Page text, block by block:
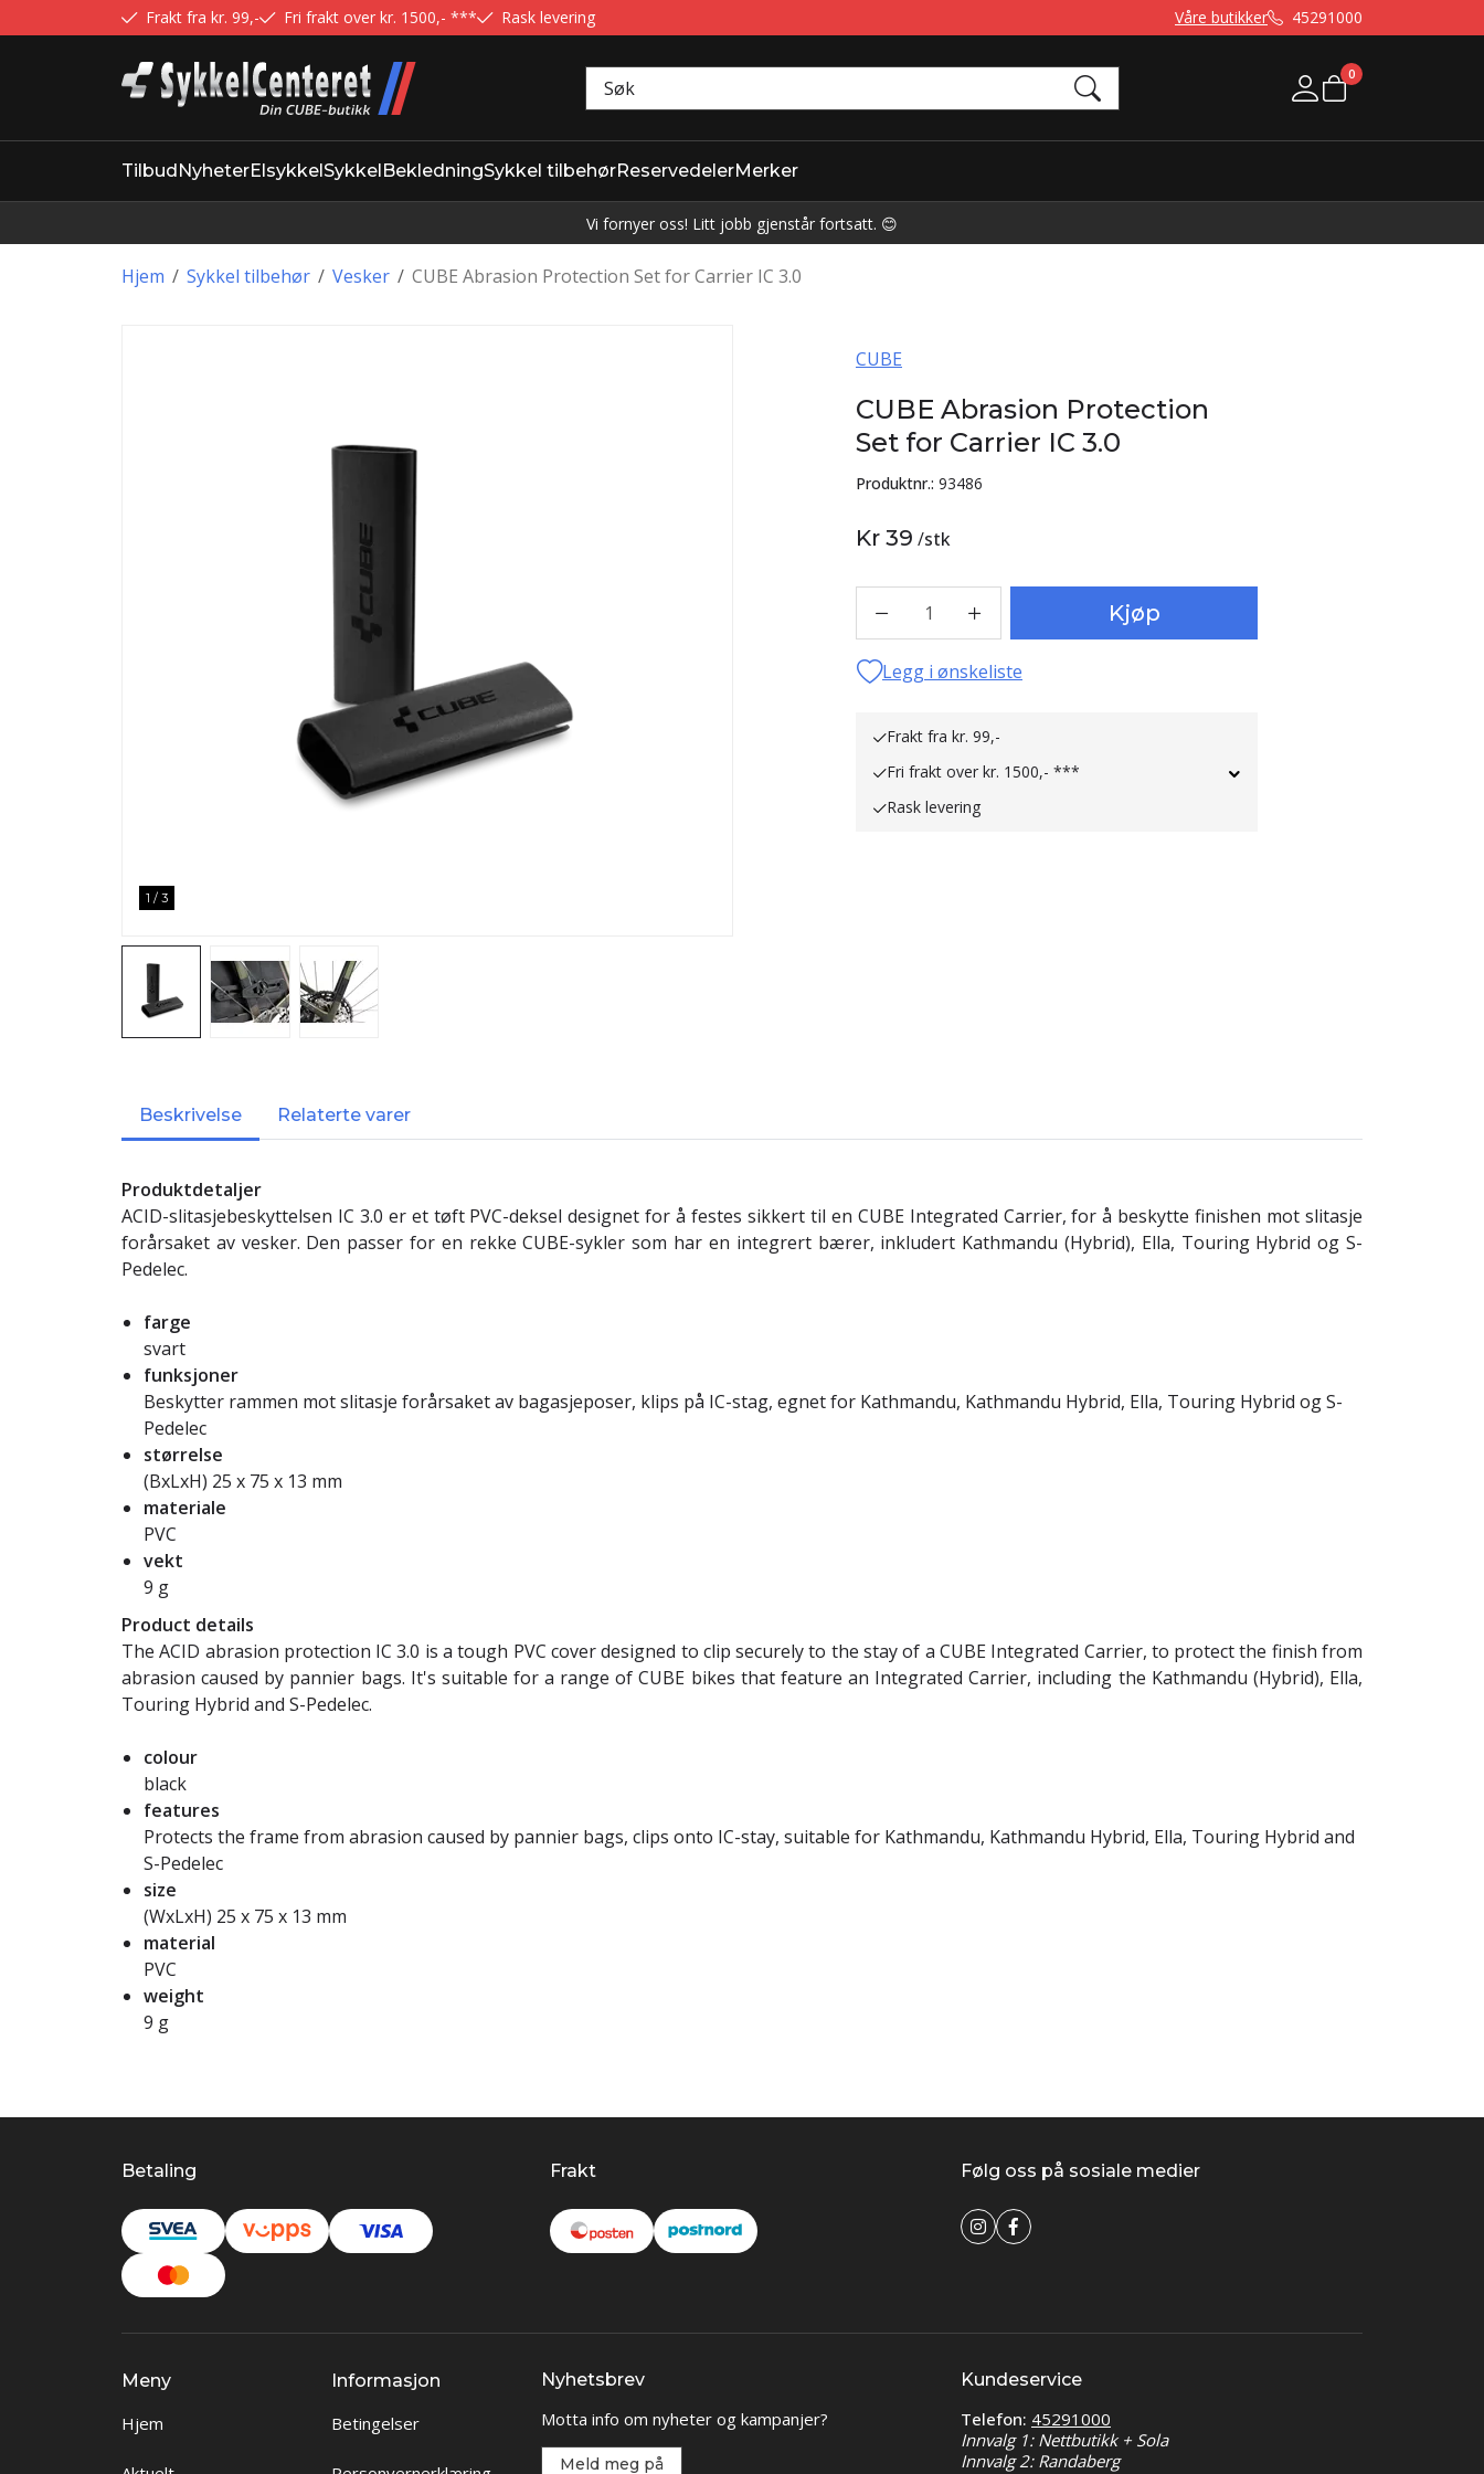
Frakt fra kr. 99,- Fri frakt over kr. 1500,- *** Rask levering Våre butikker 45291000
Mine sider
0
TilbudNyheterElsykkelSykkelBekledningSykkel tilbehørReservedelerMerker
Vi fornyer oss! Litt jobb gjenstår fortsatt. 😊
/
Hjem /
Sykkel tilbehør /
Vesker CUBE Abrasion Protection Set for Carrier IC 3.0
1 / 3
CUBE
CUBE Abrasion Protection
Set for Carrier IC 3.0
Produktnr.: 93486
Kr 39 /stk
1 Kjøp
Legg i ønskeliste
Frakt fra kr. 99,-
Fri frakt over kr. 1500,- ***
Rask levering
Beskrivelse Relaterte varer
Produktdetaljer
ACID-slitasjebeskyttelsen IC 3.0 er et tøft PVC-deksel designet for å festes sikkert til en CUBE Integrated Carrier, for å beskytte finishen mot slitasje
forårsaket av vesker. Den passer for en rekke CUBE-sykler som har en integrert bærer, inkludert Kathmandu (Hybrid), Ella, Touring Hybrid og S-
Pedelec.
farge
svart
funksjoner
Beskytter rammen mot slitasje forårsaket av bagasjeposer, klips på IC-stag, egnet for Kathmandu, Kathmandu Hybrid, Ella, Touring Hybrid og S-
Pedelec
størrelse
(BxLxH) 25 x 75 x 13 mm
materiale
PVC
vekt
9 g
Product details
The ACID abrasion protection IC 3.0 is a tough PVC cover designed to clip securely to the stay of a CUBE Integrated Carrier, to protect the finish from
abrasion caused by pannier bags. It's suitable for a range of CUBE bikes that feature an Integrated Carrier, including the Kathmandu (Hybrid), Ella,
Touring Hybrid and S-Pedelec.
colour
black
features
Protects the frame from abrasion caused by pannier bags, clips onto IC-stay, suitable for Kathmandu, Kathmandu Hybrid, Ella, Touring Hybrid and
S-Pedelec
size
(WxLxH) 25 x 75 x 13 mm
material
PVC
weight
9 g
Betaling Frakt Følg oss på sosiale medier
Meny
Hjem
Informasjon
Betingelser
Nyhetsbrev
Motta info om nyheter og kampanjer?
Meld meg på
Kundeservice
Telefon: 45291000
Innvalg 1: Nettbutikk + Sola
Innvalg 2: Randaberg